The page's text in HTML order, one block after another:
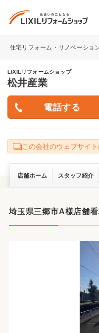
住宅リフォーム・リノベーショ
LIXILリフォームショップ
松井産業
この会社のウェブサイ
店舗ホーム スタッフ紹介
埼玉県三郷市A様店舗